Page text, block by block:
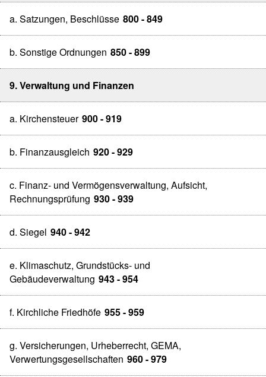
a. Satzungen, Beschlüsse 800 - 849
b. Sonstige Ordnungen 850 - 899
9. Verwaltung und Finanzen
a. Kirchensteuer 900 - 919
b. Finanzausgleich 920 - 929
c. Finanz- und Vermögensverwaltung, Aufsicht,
Rechnungsprüfung 930 - 939
d. Siegel 940 - 942
e. Klimaschutz, Grundstücks- und
Gebäudeverwaltung 943 - 954
f. Kirchliche Friedhöfe 955 - 959
g. Versicherungen, Urheberrecht, GEMA,
Verwertungsgesellschaften 960 - 979